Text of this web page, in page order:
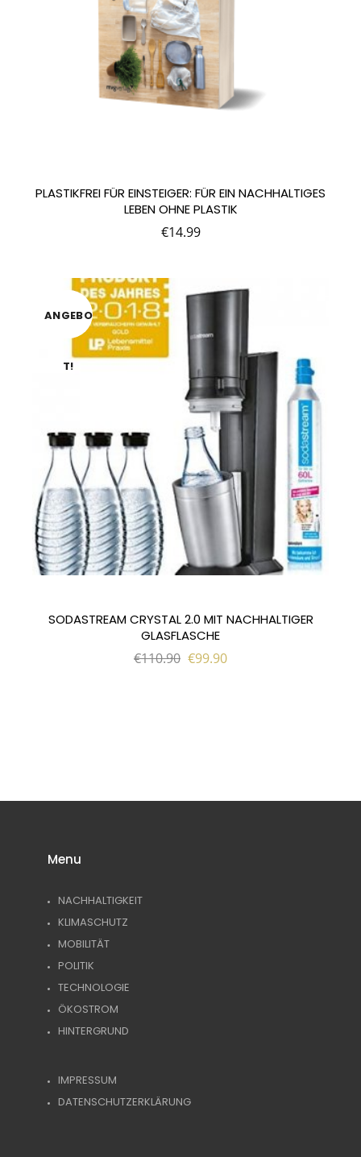
PLASTIKFREI FÜR EINSTEIGER: FÜR EIN NACHHALTIGES
LEBEN OHNE PLASTIK
€14.99
ANGEBO
T!
SODASTREAM CRYSTAL 2.0 MIT NACHHALTIGER
GLASFLASCHE
€110.90 €99.90
Menu
NACHHALTIGKEIT
KLIMASCHUTZ
MOBILITÄT
POLITIK
TECHNOLOGIE
ÖKOSTROM
HINTERGRUND
IMPRESSUM
DATENSCHUTZERKLÄRUNG